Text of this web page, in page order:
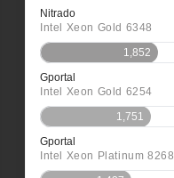
Nitrado
Intel Xeon Gold 6348
1,852
Gportal
Intel Xeon Gold 6254
1,751
Gportal
Intel Xeon Platinum 8268